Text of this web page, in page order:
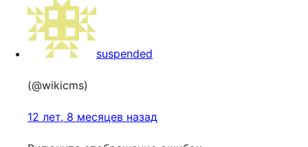
suspended
(@wikicms)
12 лет, 8 месяцев назад